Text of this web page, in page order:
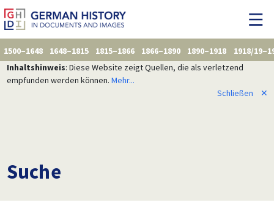
1500–1648 1648–1815 1815–1866 1866–1890 1890–1918
1918/
Inhaltshinweis: Diese Website zeigt Quellen, die als verletzend
empfunden werden können. Mehr...
Schließen
✕
Suche